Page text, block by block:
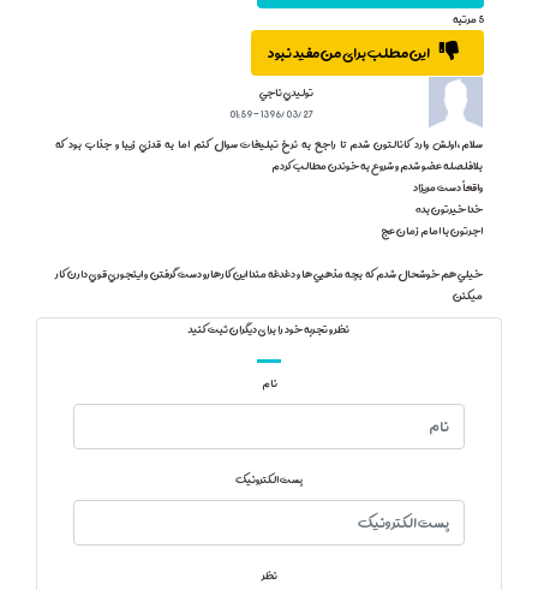
5 مرتبه
این مطلب برای من مفید نبود
توليدي ناجي
1396/03/27 - 01:59
سلام،اولش وارد كانالتون شدم تا راجع به نرخ تبليغات سوال كنم اما به قدزي زيبا و جذاب بود كه
بلافلصله عضو شدم و شروع به خوندن مطالب كردم
واقعاً دست مريزاد
خدا خيرتون بده
اجرتون با امام زمان عج
خيلي هم خوشحال شدم كه بچه مذهبي ها و دغدغه مندا اين كارهارو دست گرفتن و اينجوري قوي دارن كار
ميكنن
نظر و تجربه خود را برای دیگران ثبت کنید
نام
پست الکترونیک
نظر